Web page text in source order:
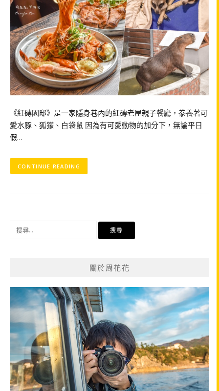
《紅磚園邸》是一家隱身巷內的紅磚老屋親子餐廳，豢養著可
愛水豚、狐獴、白袋鼠 因為有可愛動物的加分下，無論平日
假…
CONTINUE READING
關於周花花